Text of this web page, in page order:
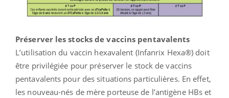
Préserver les stocks de vaccins pentavalents
L’utilisation du vaccin hexavalent (Infanrix Hexa®) doit
être privilégiée pour préserver le stock de vaccins
pentavalents pour des situations particulières. En effet,
les nouveau-nés de mère porteuse de l’antigène HBs et